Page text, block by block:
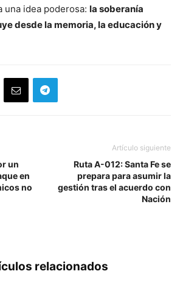
una idea poderosa: la soberanía
desde la memoria, la educación y
un
en
no
Artículo siguiente
Ruta A-012: Santa Fe se
prepara para asumir la
gestión tras el acuerdo con
Nación
relacionados